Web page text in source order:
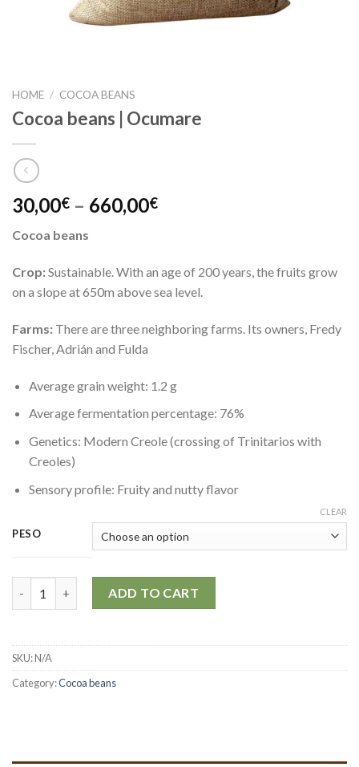
HOME / COCOA BEANS
Cocoa beans | Ocumare
30,00€ – 660,00€
Cocoa beans
Crop:Sustainable. With an age of 200 years, the fruits grow
on a slope at 650m above sea level.
Farms: There are three neighboring farms. Its owners, Fredy
Fischer, Adrián and Fulda
Average grain weight: 1.2 g
Average fermentation percentage: 76%
Genetics: Modern Creole (crossing of Trinitarios with
Creoles)
Sensory profile: Fruity and nutty flavor
PESO
CLEAR
Cocoa beans | Ocumare quantity
ADD TO CART
SKU:N/A
Category:Cocoa beans